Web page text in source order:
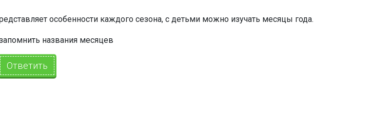
особенности каждого сезона, с детьми можно изучать месяцы года.
Ответить